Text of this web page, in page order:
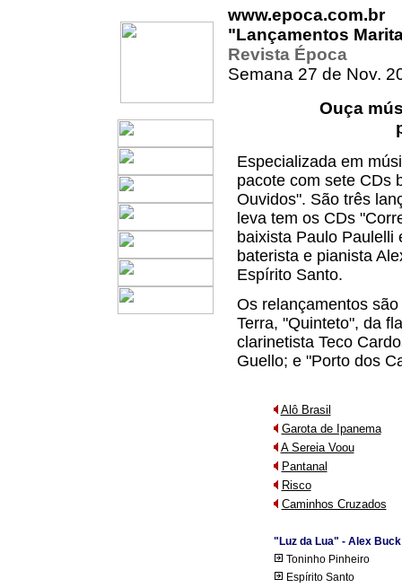
www.epoca.com.br
"Lançamentos
Revista Época
Semana 27 de Nov.
Ouça
Especializada em
pacote com sete CDs
Ouvidos". São três
leva tem os CDs
baixista Paulo Paulelli
baterista e pianista
Espírito Santo.
Os relançamentos
Terra, "Quinteto", da
clarinetista Teco
Guello; e "Porto dos
Alô Brasil
Garota de Ipanema
A Sereia Voou
Pantanal
Risco
Caminhos Cruzados
"Luz da Lua" - Alex Buck
Toninho Pinheiro
Espírito Santo